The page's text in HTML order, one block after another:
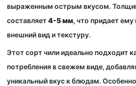
выраженным острым вкусом.
составляет4-5 мм, что придает
внешний вид и текстуру.
Этотсорт чили идеально подходит
потребления в свежем виде,
уникальный вкус к блюдам.